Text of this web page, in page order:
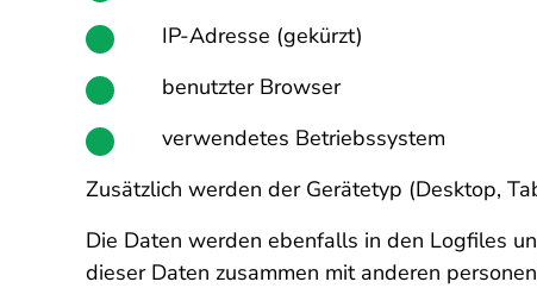
IP-Adresse (gekürzt)
benutzter Browser
verwendetes Betriebssystem
Zusätzlich werden der Gerätetyp (Desktop,
Die Daten werden ebenfalls in den Logfiles
dieser Daten zusammen mit anderen